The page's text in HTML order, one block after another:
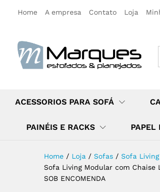
Home A empresa Contato Loja
ACESSORIOS PARA SOFÁ
PAINÉIS E RACKS PAPEL
Home / Loja / Sofas / Sofa Living
Sofa Living Modular com Chaise
SOB ENCOMENDA